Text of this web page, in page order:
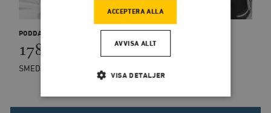
PODDAR
178: Timbros valmanifest
SMEDJANPODDEN
ACCEPTERA ALLA
AVVISA ALLT
VISA DETALJER